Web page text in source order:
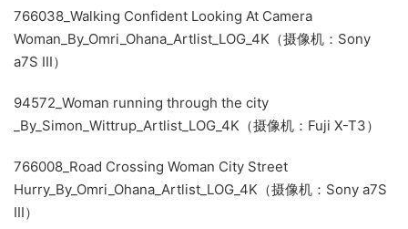
766038_Walking Confident Looking At Camera
Woman_By_Omri_Ohana_Artlist_LOG_4K（摄像机：Sony
a7S III）
94572_Woman running through the city
_By_Simon_Wittrup_Artlist_LOG_4K（摄像机：Fuji X-T3）
766008_Road Crossing Woman City Street
Hurry_By_Omri_Ohana_Artlist_LOG_4K（摄像机：Sony a7S
III）